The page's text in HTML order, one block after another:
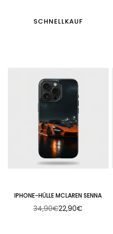
SCHNELLKAUF
IPHONE-HÜLLE MCLAREN SENNA
Normaler
34,90€22,90€